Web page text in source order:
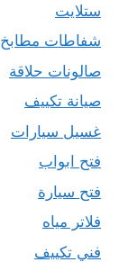
ستلايت
شفاطات مطابخ
صالونات حلاقة
صيانة تكييف
غسيل سيارات
فتح ابواب
فتح سيارة
فلاتر مياه
فني تكييف